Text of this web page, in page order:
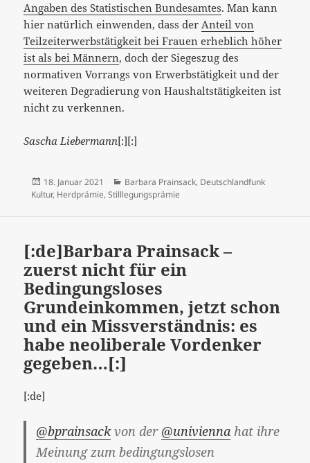
Angaben des Statistischen Bundesamtes. Man kann
hier natürlich einwenden, dass derAnteil von
Teilzeiterwerbstätigkeit bei Frauen erheblich höher
ist als bei Männern, doch der Siegeszug des
normativen Vorrangs von Erwerbstätigkeit und der
weiteren Degradierung von Haushaltstätigkeiten ist
nicht zu verkennen.
Sascha Liebermann[:][:]
Veröffentlicht
am
18. Januar 2021 Kategorien
Barbara Prainsack, Deutschlandfunk
Kultur, Herdprämie, Stilllegungsprämie
[:de]Barbara Prainsack –
zuerst nicht für ein
Bedingungsloses
Grundeinkommen, jetzt schon
und ein Missverständnis: es
habe neoliberale Vordenker
gegeben…[:]
[:de]
@bprainsackvon der @univienna hat ihre
Meinung zum bedingungslosen